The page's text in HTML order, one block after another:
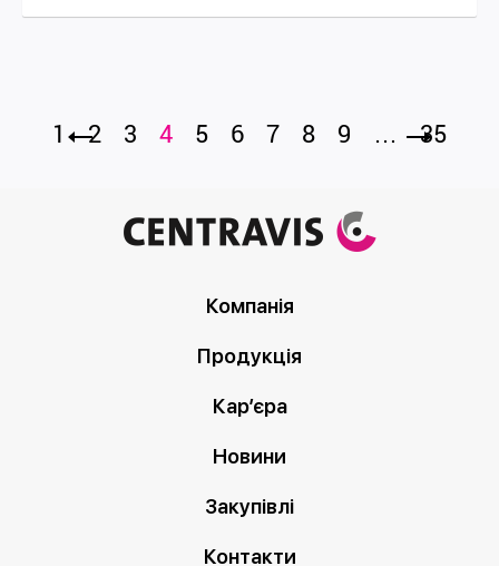
1 2 3 4 5 6 7 8 9 … 35
Компанія
Продукція
Кар’єра
Новини
Закупівлі
Контакти